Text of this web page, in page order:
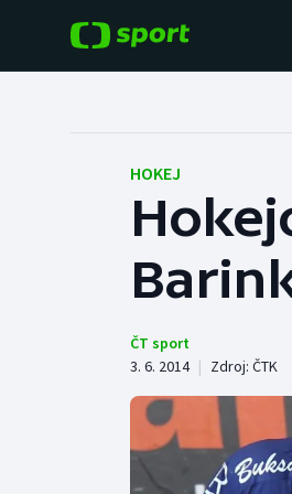
Hokej
Tenis
Cyklistika
HOKEJ
ČT sport
3. 6. 2014 | Zdroj: ČTK